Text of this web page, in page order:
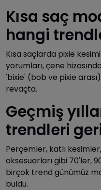
Kısa saç
hangi
Kısa saçlarda pixie
yorumları, çene
'bixie' (bob ve pixie
revaçta.
Geçmiş
trendleri
Perçemler, katlı
aksesuarları gibi 70'ler,
birçok trend günümüz
buldu.